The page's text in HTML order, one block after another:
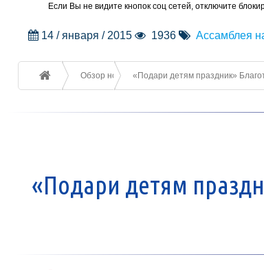
Если Вы не видите кнопок соц сетей, отключите
14 / января / 2015 1936 Ассамблея
Обзор новостей«Подари детям праздник»
«Подари детям